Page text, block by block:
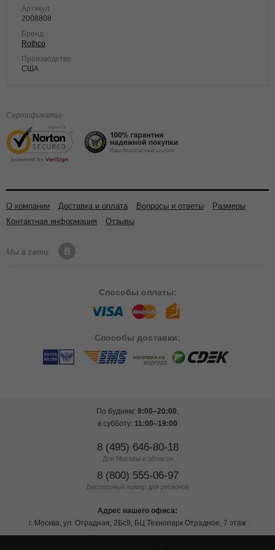
Артикул
2008808
Бренд
Rothco
Производство
США
Сертификаты:
О компании Доставка и оплата Вопросы и ответы
Размеры
Контактная информация
Отзывы
Мы в сети:
Способы оплаты:
Способы доставки:
По будням: 9:00–20:00,
в субботу: 11:00–19:00
8 (495) 646-80-18
Для Москвы и области
8 (800) 555-06-97
Бесплатный номер для регионов
Адрес нашего офиса:
г. Москва, ул. Отрадная, 2Бс9, БЦ Технопарк Отрадное, 7 этаж